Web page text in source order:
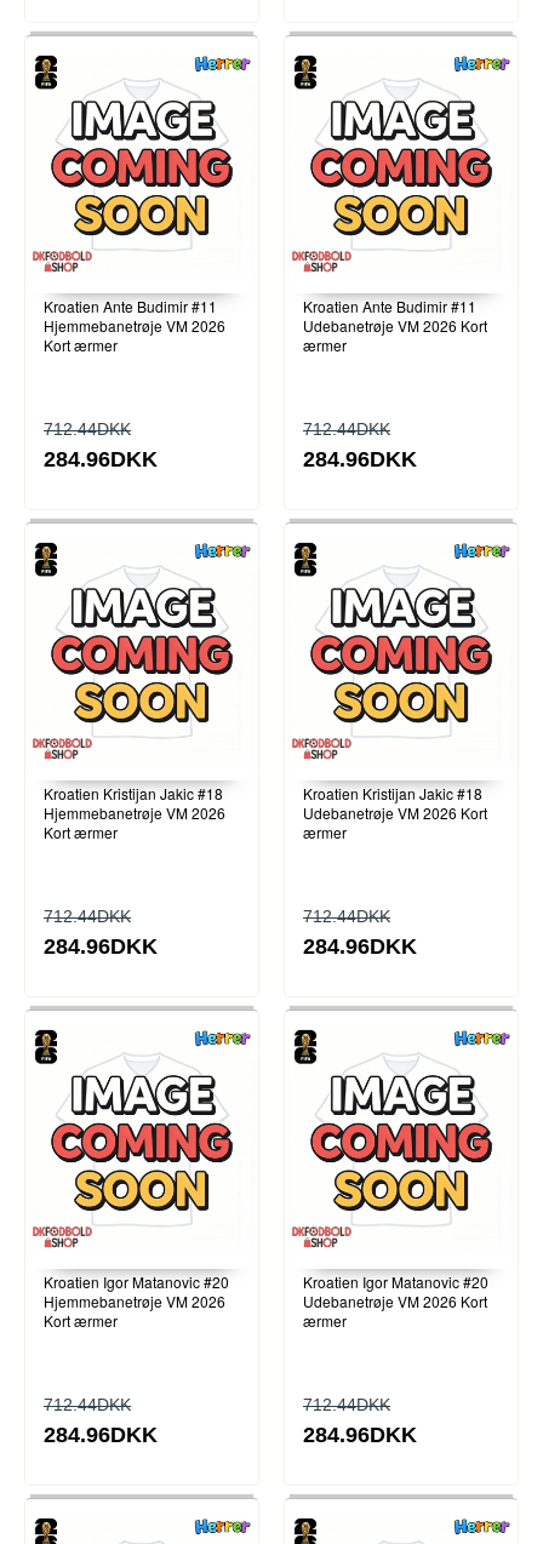
Kroatien Ante Budimir #11
Hjemmebanetrøje VM 2026
Kort ærmer
712.44DKK
284.96DKK
Kroatien Ante Budimir #11
Udebanetrøje VM 2026 Kort
ærmer
712.44DKK
284.96DKK
Kroatien Kristijan Jakic #18
Hjemmebanetrøje VM 2026
Kort ærmer
712.44DKK
284.96DKK
Kroatien Kristijan Jakic #18
Udebanetrøje VM 2026 Kort
ærmer
712.44DKK
284.96DKK
Kroatien Igor Matanovic #20
Hjemmebanetrøje VM 2026
Kort ærmer
712.44DKK
284.96DKK
Kroatien Igor Matanovic #20
Udebanetrøje VM 2026 Kort
ærmer
712.44DKK
284.96DKK